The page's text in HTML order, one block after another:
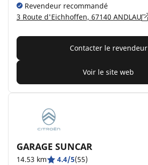
Revendeur recommandé
3 Route d'Eichhoffen, 67140 ANDLAU
Contacter le revendeur
Voir le site web
GARAGE SUNCAR
14.53 km 4.4/5(55)